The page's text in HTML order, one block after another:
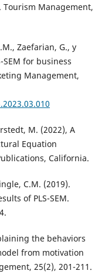
Management,
Zaefarian, G., y
for business
Management,
M. (2022), A
Equation
California.
C.M. (2019).
of PLS-SEM.
the behaviors
from motivation
25(2), 201-211.